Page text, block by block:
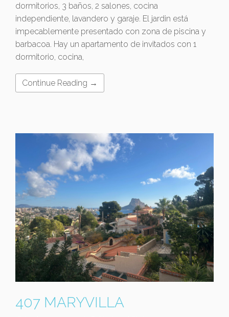
dormitorios, 3 baños, 2 salones, cocina
independiente, lavandero y garaje. El jardin está
impecablemente presentado con zona de piscina y
barbacoa. Hay un apartamento de invitados con 1
dormitorio, cocina,
Continue Reading →
407 MARYVILLA